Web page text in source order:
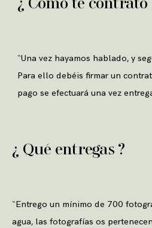
“Una vez hayamos hablado, y
Para ello debéis firmar un
pago se efectuará una vez
¿ Cómo te contrato
“Entrego un mínimo de 700
agua, las fotografías os
¿ Qué entregas ?